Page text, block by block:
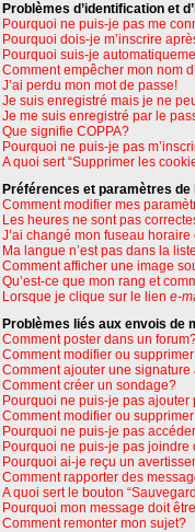
Problèmes d’identification et
Pourquoi ne puis-je pas me
Pourquoi dois-je m’inscrire
Pourquoi suis-je
Comment empêcher mon nom
J’ai perdu mon mot de passe!
Je suis enregistré mais je ne
Je me suis enregistré par le
Que signifie COPPA?
Pourquoi ne puis-je pas
A quoi sert “Supprimer les
Préférences et paramètres de
Comment modifier mes
Les heures ne sont pas
J’ai changé mon fuseau
Ma langue n’est pas dans la
Comment afficher une image
Qu’est-ce que mon rang et
Lorsque je clique sur le lien e-
Problèmes liés aux envois de
Comment poster dans un
Comment modifier ou
Comment ajouter une signature
Comment créer un sondage?
Pourquoi ne puis-je pas ajouter
Comment modifier ou
Pourquoi ne puis-je pas
Pourquoi ne puis-je pas
Pourquoi ai-je reçu un
Comment rapporter des
A quoi sert le bouton
Pourquoi mon message doit
Comment remonter mon sujet?